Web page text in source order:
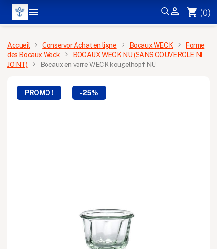
  shopping_cart (0)
MENU
Accueil Conservor Achat en ligne Bocaux WECK
Forme
des Bocaux Weck
BOCAUX WECK NU (SANS COUVERCLE NI
JOINT)
Bocaux en verre WECK kougelhopf NU
PROMO ! -25%